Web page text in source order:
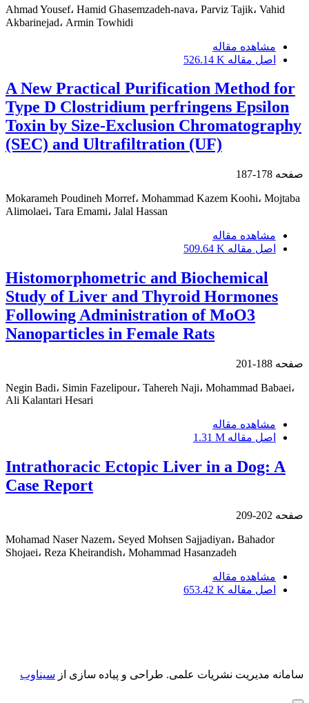
Ahmad Yousef، Hamid Ghasemzadeh-nava، Parviz Tajik، Vahid
Akbarinejad، Armin Towhidi
مشاهده مقاله
اصل مقاله 526.14 K
A New Practical Purification Method for
Type D Clostridium perfringens Epsilon
Toxin by Size-Exclusion Chromatography
(SEC) and Ultrafiltration (UF)
صفحه 178-187
Mokarameh Poudineh Morref، Mohammad Kazem Koohi، Mojtaba
Alimolaei، Tara Emami، Jalal Hassan
مشاهده مقاله
اصل مقاله 509.64 K
Histomorphometric and Biochemical
Study of Liver and Thyroid Hormones
Following Administration of MoO3
Nanoparticles in Female Rats
صفحه 188-201
Negin Badi، Simin Fazelipour، Tahereh Naji، Mohammad Babaei،
Ali Kalantari Hesari
مشاهده مقاله
اصل مقاله 1.31 M
Intrathoracic Ectopic Liver in a Dog: A
Case Report
صفحه 202-209
Mohamad Naser Nazem، Seyed Mohsen Sajjadiyan، Bahador
Shojaei، Reza Kheirandish، Mohammad Hasanzadeh
مشاهده مقاله
اصل مقاله 653.42 K
سامانه مدیریت نشریات علمی. طراحی و پیاده سازی از سیناوب